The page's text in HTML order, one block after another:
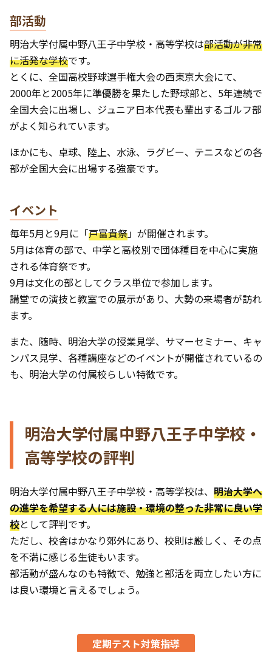
部活動
明治大学付属中野八王子中学校・高等学校は部活動が非常
に活発な学校です。
とくに、全国高校野球選手権大会の西東京大会にて、
2000年と2005年に準優勝を果たした野球部と、5年連続で
全国大会に出場し、ジュニア日本代表も輩出するゴルフ部
がよく知られています。
ほかにも、卓球、陸上、水泳、ラグビー、テニスなどの各
部が全国大会に出場する強豪です。
イベント
毎年5月と9月に「戸富貴祭」が開催されます。
5月は体育の部で、中学と高校別で団体種目を中心に実施
される体育祭です。
9月は文化の部としてクラス単位で参加します。
講堂での演技と教室での展示があり、大勢の来場者が訪れ
ます。
また、随時、明治大学の授業見学、サマーセミナー、キャ
ンパス見学、各種講座などのイベントが開催されているの
も、明治大学の付属校らしい特徴です。
明治大学付属中野八王子中学校・
高等学校の評判
明治大学付属中野八王子中学校・高等学校は、 明治大学へ
の進学を希望する人には施設・環境の整った非常に良い学
校として評判です。
ただし、校舎はかなり郊外にあり、校則は厳しく、その点
を不満に感じる生徒もいます。
部活動が盛んなのも特徴で、勉強と部活を両立したい方に
は良い環境と言えるでしょう。
定期テスト対策指導